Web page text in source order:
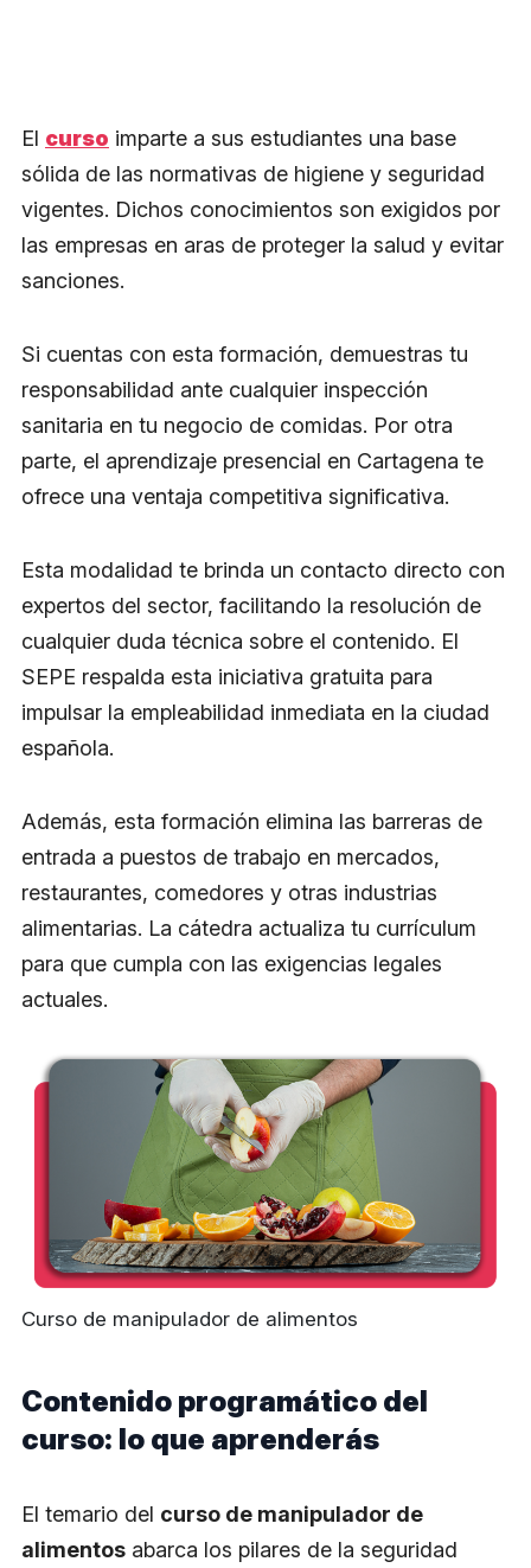
El curso imparte a sus estudiantes una base
sólida de las normativas de higiene y seguridad
vigentes. Dichos conocimientos son exigidos por
las empresas en aras de proteger la salud y evitar
sanciones.
Si cuentas con esta formación, demuestras tu
responsabilidad ante cualquier inspección
sanitaria en tu negocio de comidas. Por otra
parte, el aprendizaje presencial en Cartagena te
ofrece una ventaja competitiva significativa.
Esta modalidad te brinda un contacto directo con
expertos del sector, facilitando la resolución de
cualquier duda técnica sobre el contenido. El
SEPE respalda esta iniciativa gratuita para
impulsar la empleabilidad inmediata en la ciudad
española.
Además, esta formación elimina las barreras de
entrada a puestos de trabajo en mercados,
restaurantes, comedores y otras industrias
alimentarias. La cátedra actualiza tu currículum
para que cumpla con las exigencias legales
actuales.
Curso de manipulador de alimentos
Contenido programático del
curso: lo que aprenderás
El temario del curso de manipulador de
alimentos abarca los pilares de la seguridad